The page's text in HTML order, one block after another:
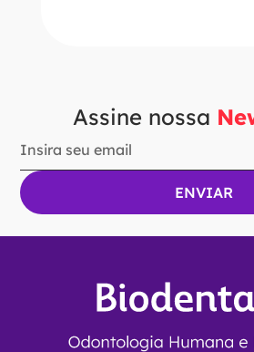
Assine nossa